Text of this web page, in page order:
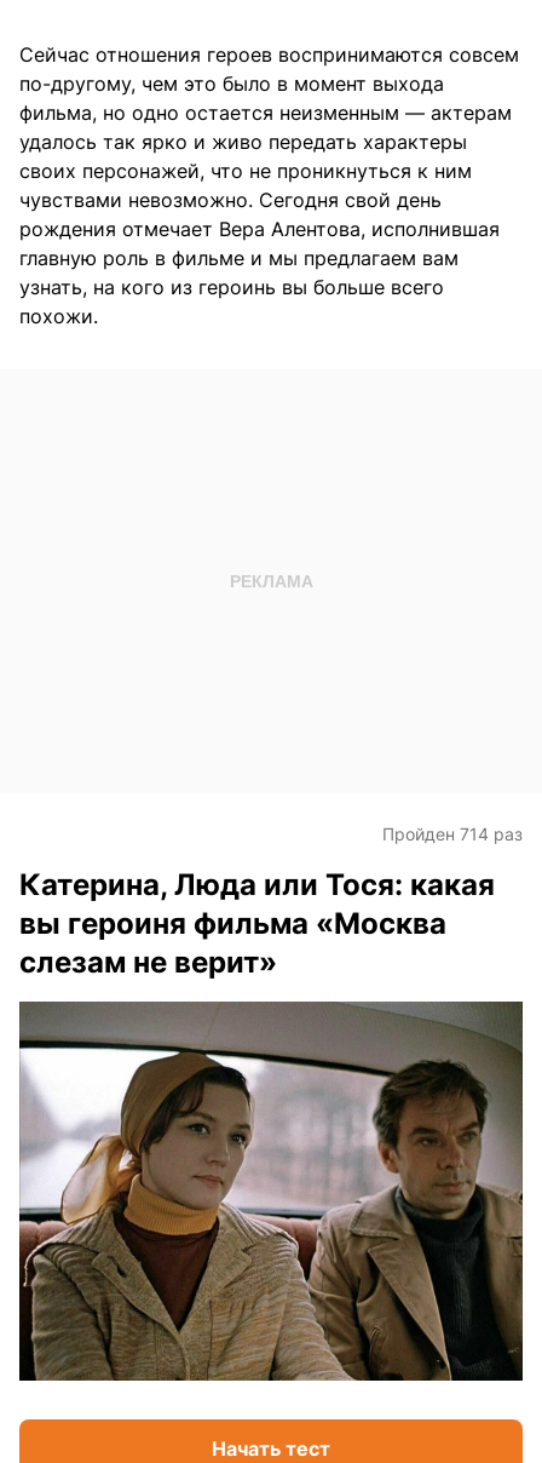
Сейчас отношения героев воспринимаются совсем
по-другому, чем это было в момент выхода
фильма, но одно остается неизменным — актерам
удалось так ярко и живо передать характеры
своих персонажей, что не проникнуться к ним
чувствами невозможно. Сегодня свой день
рождения отмечает Вера Алентова, исполнившая
главную роль в фильме и мы предлагаем вам
узнать, на кого из героинь вы больше всего
похожи.
Пройден 714 раз
Катерина, Люда или Тося: какая
вы героиня фильма «Москва
слезам не верит»
Начать тест